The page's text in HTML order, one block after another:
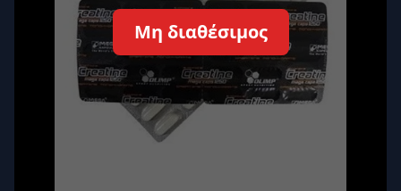
Μη διαθέσιμος
Επιστροφή Ασφαλής σύνδεση